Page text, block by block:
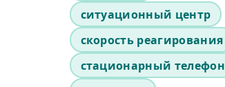
ситуационный центр
скорость реагирования
стационарный телефон